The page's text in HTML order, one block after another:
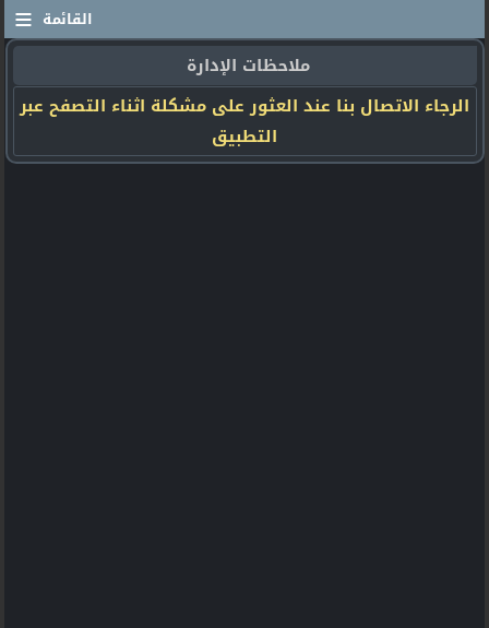
≡ القائمة
ملاحظات الإدارة
الرجاء الاتصال بنا عند العثور على مشكلة اثناء التصفح عبر
التطبيق